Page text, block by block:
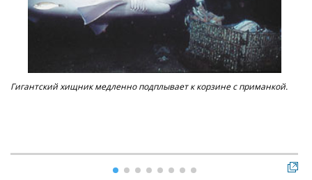
Гигантский хищник медленно подплывает к корзине с приманкой.